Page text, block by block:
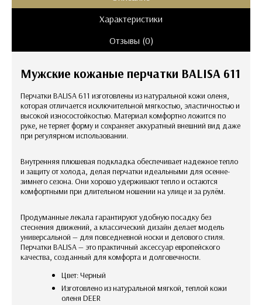
Характеристики
Отзывы (0)
Мужские кожаные перчатки BALISA 611
Перчатки BALISA 611 изготовлены из натуральной кожи оленя,
которая отличается исключительной мягкостью, эластичностью и
высокой износостойкостью. Материал комфортно ложится по
руке, не теряет форму и сохраняет аккуратный внешний вид даже
при регулярном использовании.
Внутренняя плюшевая подкладка обеспечивает надежное тепло
и защиту от холода, делая перчатки идеальными для осенне-
зимнего сезона. Они хорошо удерживают тепло и остаются
комфортными при длительном ношении на улице и за рулём.
Продуманные лекала гарантируют удобную посадку без
стеснения движений, а классический дизайн делает модель
универсальной — для повседневной носки и делового стиля.
Перчатки BALISA — это практичный аксессуар европейского
качества, созданный для комфорта и долговечности.
Цвет: Черный
Изготовлено из натуральной мягкой, теплой кожи
оленя DEER